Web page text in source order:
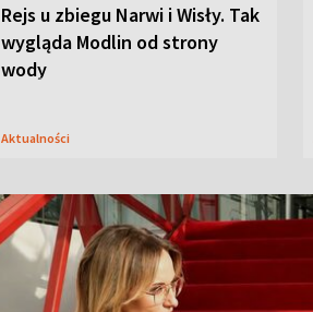
Rejs u zbiegu Narwi i Wisły. Tak
wygląda Modlin od strony
wody
Aktualności